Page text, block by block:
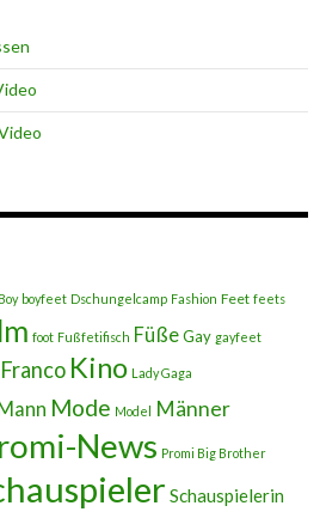
Boy boyfeet Dschungelcamp Fashion Feet feets
foot Fußfetifisch FüßeGay gayfeet
Kino Lady Gaga
Mann Mode Model Männer
News Promi Big Brother
Schauspielerin